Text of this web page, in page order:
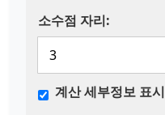
소수점 자리:
계산 세부정보 표시